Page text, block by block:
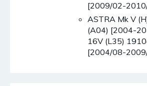
[2009/02-
ASTRA Mk V (H)
(A04) [2004-
16V (L35)
[2004/08-